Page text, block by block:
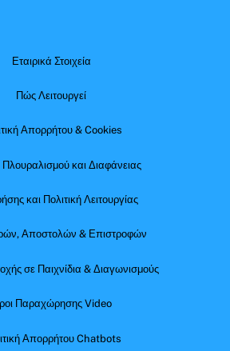
Εταιρικά Στοιχεία
Πώς Λειτουργεί
Απορρήτου & Cookies
Πλουραλισμού και Διαφάνειας
και Πολιτική Λειτουργίας
Αποστολών & Επιστροφών
σε Παιχνίδια & Διαγωνισμούς
Παραχώρησης Video
Απορρήτου Chatbots